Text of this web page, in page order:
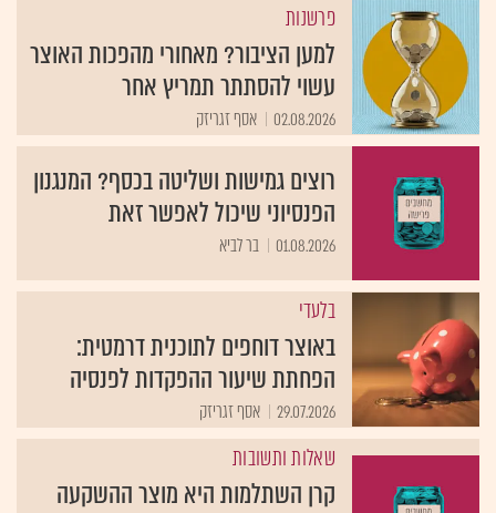
פרשנות
למען הציבור? מאחורי מהפכות האוצר
עשוי להסתתר תמריץ אחר
02.08.2026 אסף זגריזק
רוצים גמישות ושליטה בכסף? המנגנון
הפנסיוני שיכול לאפשר זאת
01.08.2026 בר לביא
בלעדי
באוצר דוחפים לתוכנית דרמטית:
הפחתת שיעור ההפקדות לפנסיה
29.07.2026 אסף זגריזק
שאלות ותשובות
קרן השתלמות היא מוצר ההשקעה